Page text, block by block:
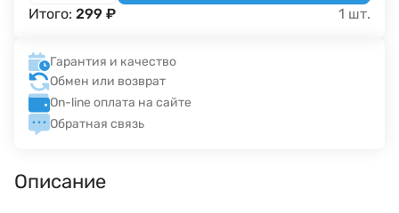
Итого: 299 ₽ 1 шт.
Гарантия и качество
Обмен или возврат
On-line оплата на сайте
Обратная связь
Описание